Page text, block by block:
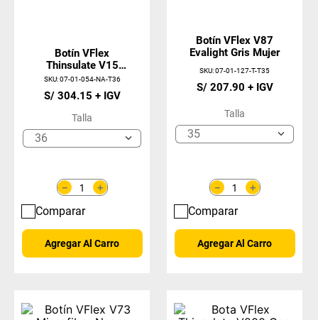
Botín VFlex
Thinsulate V15
Negro-Azul
SKU:07-01-054-NA-T36
S/ 304.15
Talla
36
＋
－
Comparar
Agregar Al Carro
Botín VFlex V87
Evalight Gris Mujer
SKU:07-01-127-T-T35
S/ 207.90
Talla
35
＋
－
Comparar
Agregar Al Carro